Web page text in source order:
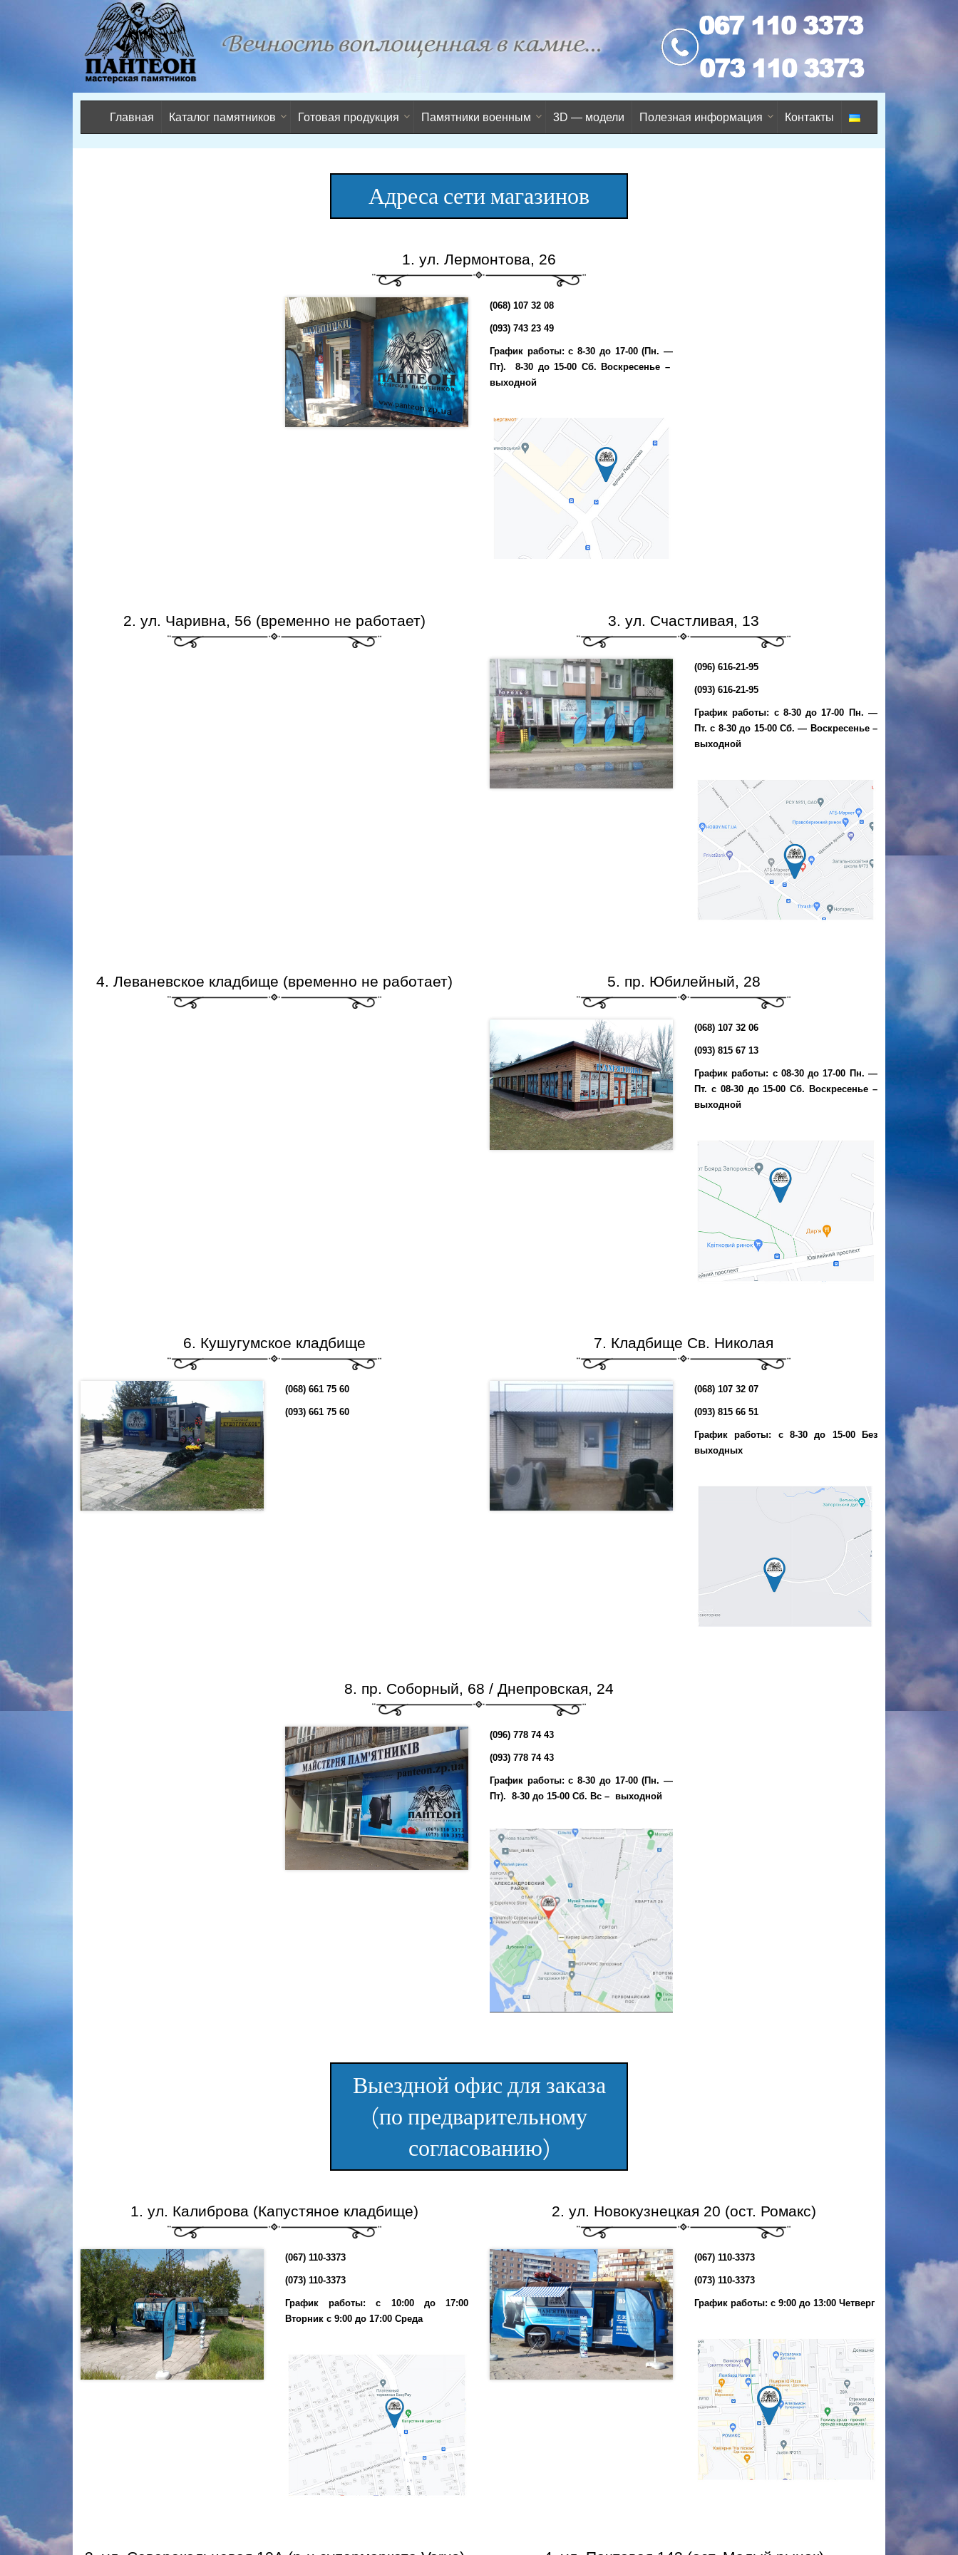
Главная Каталог памятников Готовая продукция Памятники военным 3D — модели Полезная информация Контакты
Адреса сети магазинов
1. ул. Лермонтова, 26
(068) 107 32 08
(093) 743 23 49
График работы:с 8-30 до 17-00 (Пн. —
Пт).
8-30 до 15-00 Сб. Воскресенье –
выходной
2. ул. Чаривна, 56 (временно не работает) 3. ул. Счастливая, 13
(096) 616-21-95
(093) 616-21-95
График работы: с 8-30 до 17-00 Пн. —
Пт. с 8-30 до 15-00 Сб. — Воскресенье –
выходной
4. Леваневское кладбище (временно не работает) 5. пр. Юбилейный, 28
(068) 107 32 06
(093) 815 67 13
График работы: с 08-30 до 17-00 Пн. —
Пт. с 08-30 до 15-00 Сб. Воскресенье –
выходной
6. Кушугумское кладбище
(068) 661 75 60
(093) 661 75 60
7. Кладбище Св. Николая
(068) 107 32 07
(093) 815 66 51
График работы: с 8-30 до 15-00 Без
выходных
8. пр. Соборный, 68 / Днепровская, 24
(096) 778 74 43
(093) 778 74 43
График работы:с 8-30 до 17-00 (Пн. —
Пт). 8-30 до 15-00 Сб. Вc – выходной
Выездной офис для заказа
(по предварительному
согласованию)
1. ул. Калиброва (Капустяное кладбище)
(067) 110-3373
(073) 110-3373
График работы: с 10:00 до 17:00
Вторник с 9:00 до 17:00 Среда
2. ул. Новокузнецкая 20 (ост. Ромакс)
(067) 110-3373
(073) 110-3373
График работы: с 9:00 до 13:00 Четверг